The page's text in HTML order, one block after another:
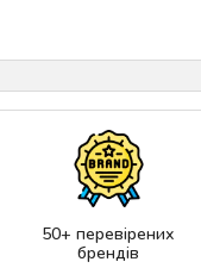
50+ перевірених
брендів